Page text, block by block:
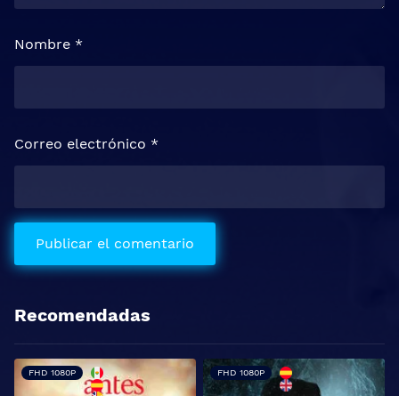
Nombre *
Correo electrónico *
Recomendadas
FHD 1080P FHD 1080P